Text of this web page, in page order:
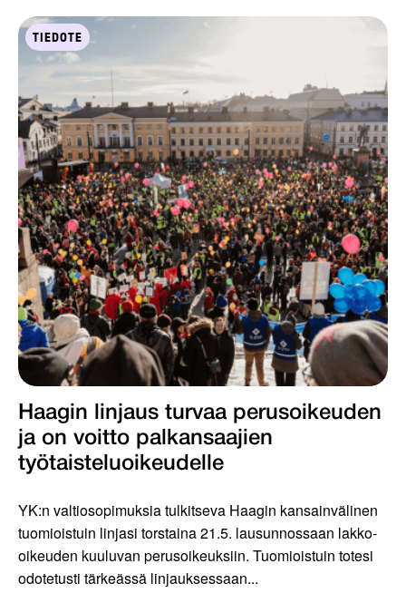
TIEDOTE
Haagin linjaus turvaa perusoikeuden
ja on voitto palkansaajien
työtaisteluoikeudelle
YK:n valtiosopimuksia tulkitseva Haagin kansainvälinen
tuomioistuin linjasi torstaina 21.5. lausunnossaan lakko-
oikeuden kuuluvan perusoikeuksiin. Tuomioistuin totesi
odotetusti tärkeässä linjauksessaan...